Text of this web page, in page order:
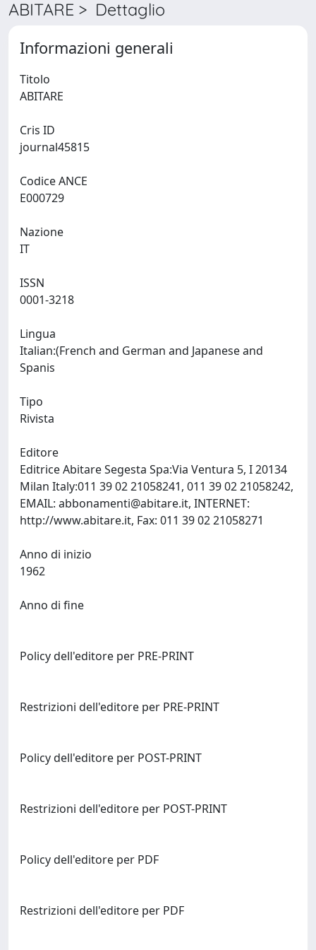
ABITARE > Dettaglio
Informazioni generali
Titolo
Cris ID
Codice ANCE
Nazione
ISSN
Lingua
Italian:(French and German and Japanese and
Tipo
Rivista
Editore
Editrice Abitare Segesta Spa:Via Ventura 5, I 20134
Milan Italy:011 39 02 21058241, 011 39 02 21058242,
EMAIL: abbonamenti@abitare.it, INTERNET:
Anno di inizio
Anno di fine
Policy dell'editore per PRE-PRINT
Restrizioni dell'editore per PRE-PRINT
Policy dell'editore per POST-PRINT
Restrizioni dell'editore per POST-PRINT
Policy dell'editore per PDF
Restrizioni dell'editore per PDF